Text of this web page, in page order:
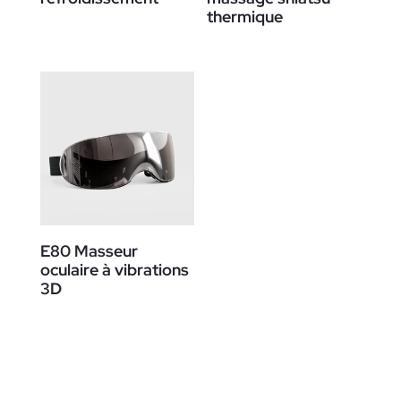
thermique
E80 Masseur
oculaire à vibrations
3D